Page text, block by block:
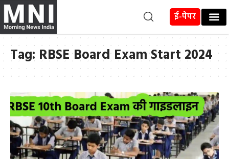
ई-पेपर
Tag: RBSE Board Exam Start 2024